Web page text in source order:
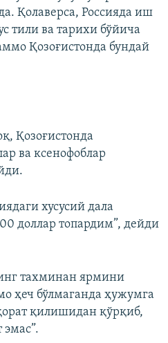
Қолаверса, Россияда иш
тили ва тарихи бўйича
Қозоғистонда бундай
Қозоғистонда
ва ксенофоблар
хусусий дала
доллар топардим”, дейди
тахминан ярмини
ҳеч бўлмаганда ҳужумга
қилишидан қўрқиб,